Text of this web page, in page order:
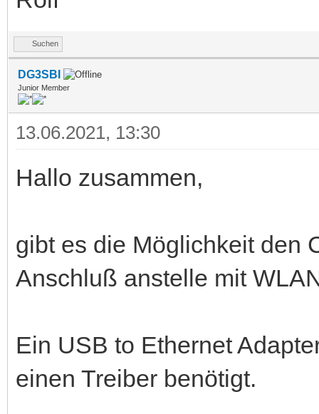
Suchen
DG3SBI
Junior Member
13.06.2021, 13:30
Hallo zusammen,
gibt es die Möglichkeit den
Anschluß anstelle mit
Ein USB to Ethernet
einen Treiber benötigt.